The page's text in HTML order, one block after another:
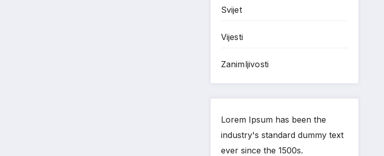
Svijet
Vijesti
Zanimljivosti
Lorem Ipsum has been the
industry's standard dummy text
ever since the 1500s.